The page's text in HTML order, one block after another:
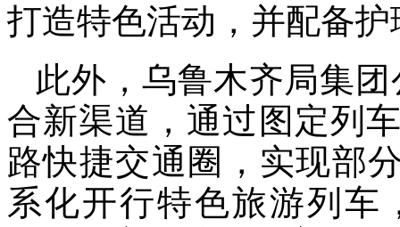
打造特色活动，并配备
此外，乌鲁木齐局集
合新渠道，通过图定列
路快捷交通圈，实现部
系化开行特色旅游列车